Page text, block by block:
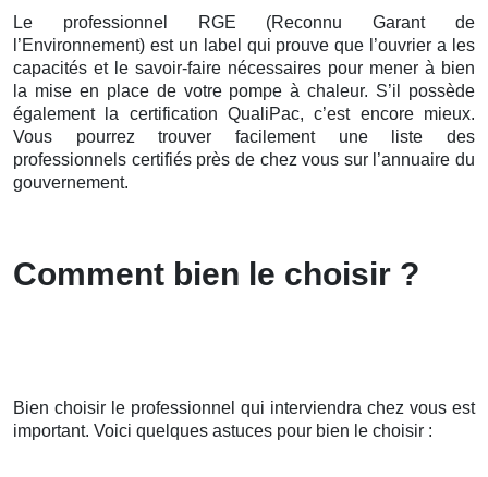
Le professionnel RGE (Reconnu Garant de
l’Environnement) est un label qui prouve que l’ouvrier a les
capacités et le savoir-faire nécessaires pour mener à bien
la mise en place de votre pompe à chaleur. S’il possède
également la certification QualiPac, c’est encore mieux.
Vous pourrez trouver facilement une liste des
professionnels certifiés près de chez vous sur l’annuaire du
gouvernement.
Comment bien le choisir ?
Bien choisir le professionnel qui interviendra chez vous est
important. Voici quelques astuces pour bien le choisir :